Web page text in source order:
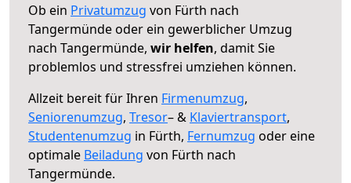
Ob ein Privatumzug von Fürth nach
Tangermünde oder ein gewerblicher Umzug
nach Tangermünde, wir helfen, damit Sie
problemlos und stressfrei umziehen können.
Allzeit bereit für Ihren Firmenumzug,
Seniorenumzug, Tresor– & Klaviertransport,
Studentenumzug in Fürth, Fernumzug oder eine
optimale Beiladung von Fürth nach
Tangermünde.